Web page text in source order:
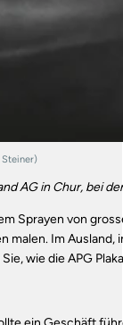
Steiner)
AG in Chur, bei
Sprayen von
Im Ausland,
wie die APG